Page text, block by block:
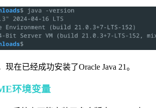
在已经成功安装了Oracle Java 21。
环境变量